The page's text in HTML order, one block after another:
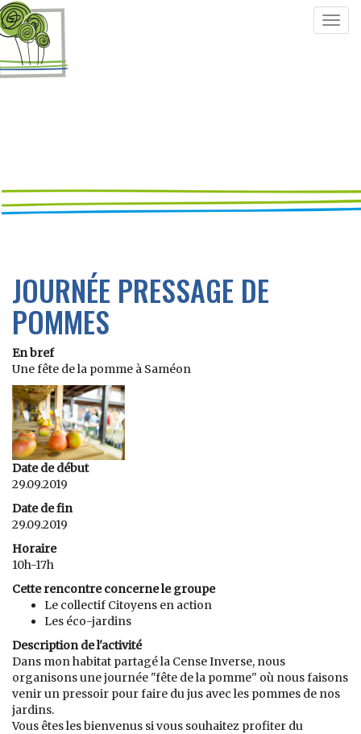
JOURNÉE PRESSAGE DE
POMMES
En bref
Une fête de la pomme à Saméon
Date de début
29.09.2019
Date de fin
29.09.2019
Horaire
10h-17h
Cette rencontre concerne le groupe
Le collectif Citoyens en action
Les éco-jardins
Description de l'activité
Dans mon habitat partagé la Cense Inverse, nous
organisons une journée "fête de la pomme" où nous faisons
venir un pressoir pour faire du jus avec les pommes de nos
jardins.
Vous êtes les bienvenus si vous souhaitez profiter du